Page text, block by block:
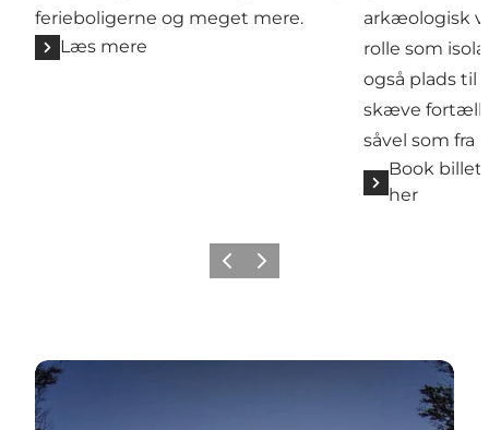
ferieboligerne og meget mere.
Læs mere
arkæologisk
rolle som
også plads til
skæve
såvel som fra i
Book billet
her
Forrige billede
Næste billede
Se alt om Livøs natur her